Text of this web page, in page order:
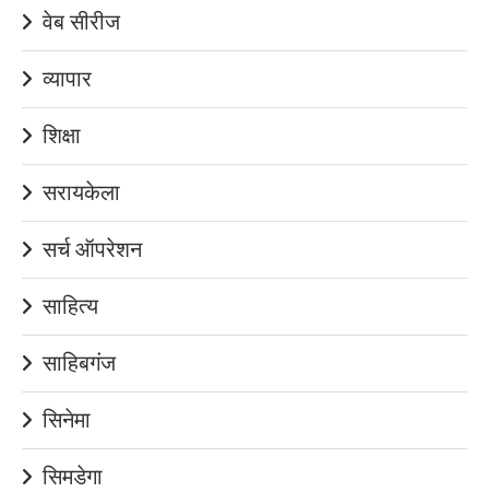
वेब सीरीज
व्यापार
शिक्षा
सरायकेला
सर्च ऑपरेशन
साहित्य
साहिबगंज
सिनेमा
सिमडेगा